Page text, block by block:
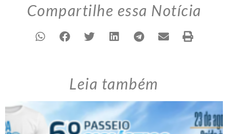
Compartilhe essa Notícia
Leia também